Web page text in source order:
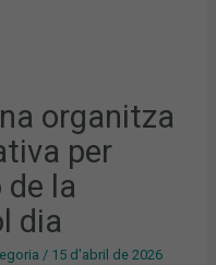
organitza
per
la
dia
/ 15 d'abril de 2026